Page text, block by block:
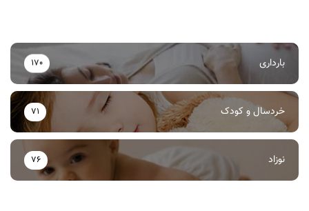
بارداری 170
خردسال و کودک 71
نوزاد 76